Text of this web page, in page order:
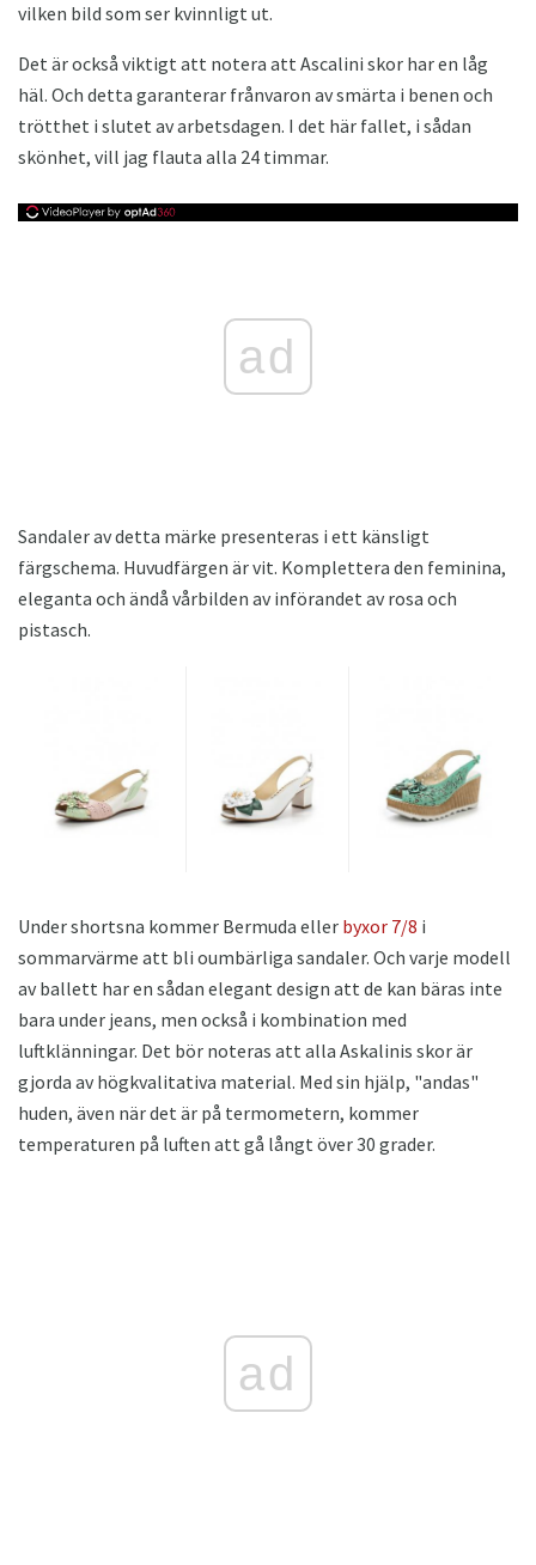
vilken bild som ser kvinnligt ut.
Det är också viktigt att notera att Ascalini skor har en låg
häl. Och detta garanterar frånvaron av smärta i benen och
trötthet i slutet av arbetsdagen. I det här fallet, i sådan
skönhet, vill jag flauta alla 24 timmar.
ad
Sandaler av detta märke presenteras i ett känsligt
färgschema. Huvudfärgen är vit. Komplettera den feminina,
eleganta och ändå vårbilden av införandet av rosa och
pistasch.
Under shortsna kommer Bermuda eller byxor 7/8 i
sommarvärme att bli oumbärliga sandaler. Och varje modell
av ballett har en sådan elegant design att de kan bäras inte
bara under jeans, men också i kombination med
luftklänningar. Det bör noteras att alla Askalinis skor är
gjorda av högkvalitativa material. Med sin hjälp, "andas"
huden, även när det är på termometern, kommer
temperaturen på luften att gå långt över 30 grader.
ad